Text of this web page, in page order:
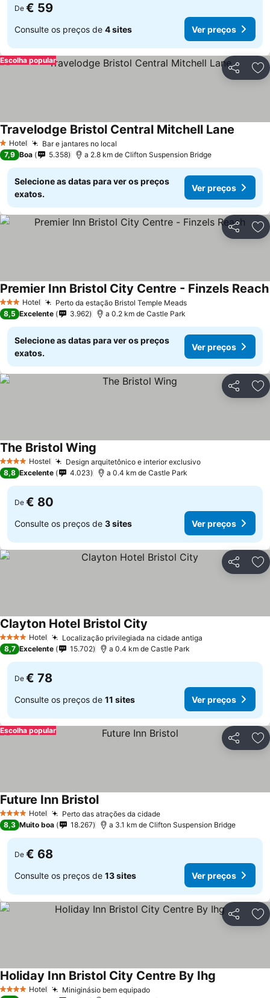
De € 59
Consulte os preços de 4 sites Ver preços
Partilhar
Escolha popular
1 Estrelas
Hotel Bar e jantares no local
Travelodge Bristol Central Mitchell Lane
7,9 Boa 5.358 a 2.8 km de Clifton Suspension Bridge
Selecione as datas para ver os preços
exatos.
Ver preços
Partilhar
3 EstrelasHotel Perto da estação Bristol Temple MeadsVer preços
Premier Inn Bristol City Centre - Finzels Reach
8,5 Excelente 3.962 a 0.2 km de Castle Park
Selecione as datas para ver os preços
exatos.
Ver preços
Partilhar
4 EstrelasHostel Design arquitetônico e interior exclusivoVer preços
The Bristol Wing
8,8 Excelente 4.023 a 0.4 km de Castle Park
De € 80
Consulte os preços de 3 sites Ver preços
Partilhar
4 EstrelasHotel Localização privilegiada na cidade antiga
Clayton Hotel Bristol City
8,7 Excelente 15.702 a 0.4 km de Castle Park
De € 78
Consulte os preços de 11 sites Ver preços
Partilhar
Escolha popular
4 EstrelasHotel Perto das atrações da cidadeVer preços
Future Inn BristolVer preços
8,3 Muito boa 18.267 a 3.1 km de Clifton Suspension Bridge
De € 68
Consulte os preços de 13 sites Ver preços
Partilhar
4 EstrelasHotel Miniginásio bem equipadoVer preços
Holiday Inn Bristol City Centre By Ihg